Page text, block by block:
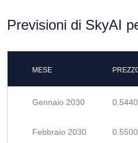
Previsioni di SkyAI
MESE
Gennaio 2030
Febbraio 2030